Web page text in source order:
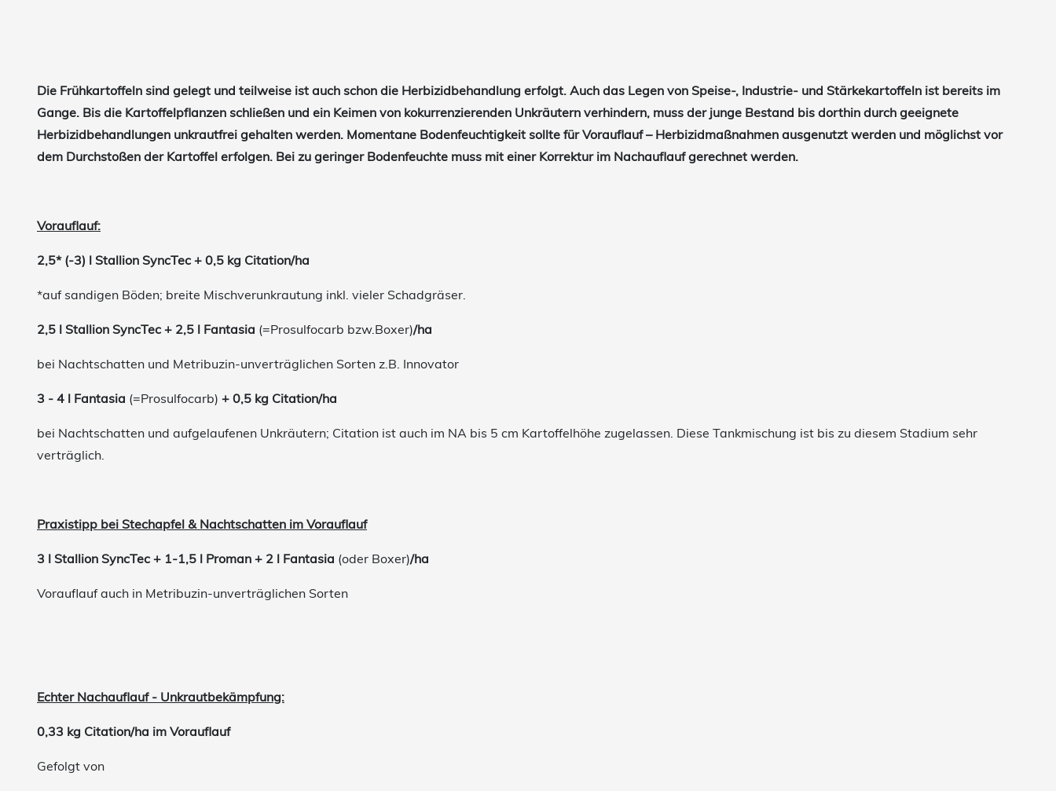
Die Frühkartoffeln sind gelegt und teilweise ist auch schon die Herbizidbehandlung erfolgt. Auch das Legen von Speise-, Industrie- und Stärkekartoffeln ist bereits im
Gange. Bis die Kartoffelpflanzen schließen und ein Keimen von kokurrenzierenden Unkräutern verhindern, muss der junge Bestand bis dorthin durch geeignete
Herbizidbehandlungen unkrautfrei gehalten werden. Momentane Bodenfeuchtigkeit sollte für Vorauflauf – Herbizidmaßnahmen ausgenutzt werden und möglichst vor
dem Durchstoßen der Kartoffel erfolgen. Bei zu geringer Bodenfeuchte muss mit einer Korrektur im Nachauflauf gerechnet werden.
Vorauflauf:
2,5* (-3) l Stallion SyncTec + 0,5 kg Citation/ha
*auf sandigen Böden; breite Mischverunkrautung inkl. vieler Schadgräser.
2,5 l Stallion SyncTec + 2,5 l Fantasia (=Prosulfocarb bzw.Boxer)/ha
bei Nachtschatten und Metribuzin-unverträglichen Sorten z.B. Innovator
3 - 4 l Fantasia (=Prosulfocarb) + 0,5 kg Citation/ha
bei Nachtschatten und aufgelaufenen Unkräutern; Citation ist auch im NA bis 5 cm Kartoffelhöhe zugelassen. Diese Tankmischung ist bis zu diesem Stadium sehr
verträglich.
Praxistipp bei Stechapfel & Nachtschatten im Vorauflauf
3 l Stallion SyncTec + 1-1,5 l Proman + 2 l Fantasia (oder Boxer)/ha
Vorauflauf auch in Metribuzin-unverträglichen Sorten
Echter Nachauflauf - Unkrautbekämpfung:
0,33 kg Citation/ha im Vorauflauf
Gefolgt von